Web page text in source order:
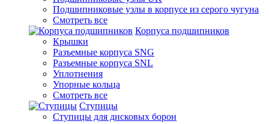
Подшипниковые узлы в корпусе из серого чугуна
Смотреть все
Корпуса подшипников
Крышки
Разъемные корпуса SNG
Разъемные корпуса SNL
Уплотнения
Упорные кольца
Смотреть все
Ступицы
Ступицы для дисковых борон